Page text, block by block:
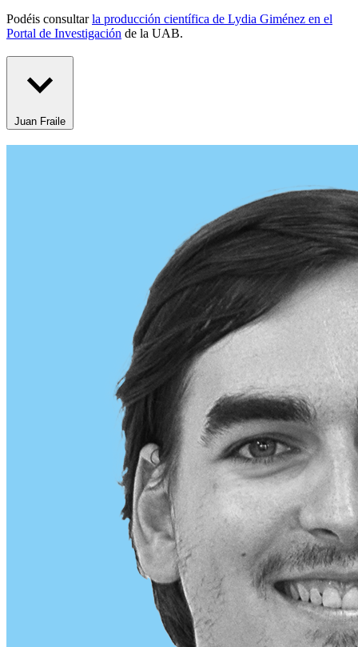
Podéis consultarla producción científica de Lydia Giménez en el
Portal de Investigación de la UAB.
Juan Fraile